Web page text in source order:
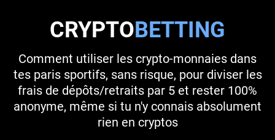
CRYPTOBETTING
Comment utiliser les crypto-monnaies dans
tes paris sportifs, sans risque, pour diviser les
frais de dépôts/retraits par 5 et rester 100%
anonyme, même si tu n'y connais absolument
rien en cryptos